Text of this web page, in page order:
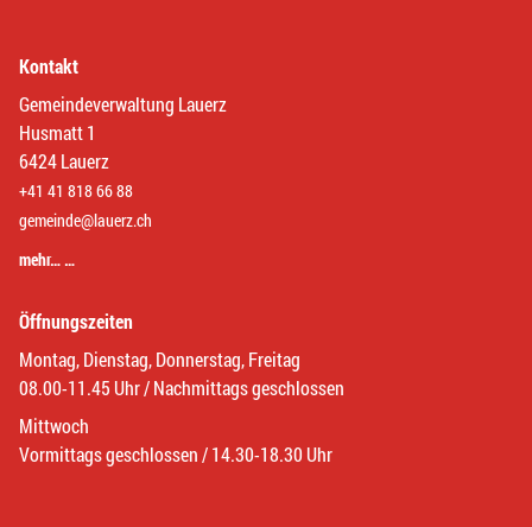
Kontakt
Gemeindeverwaltung Lauerz
Husmatt 1
6424 Lauerz
+41 41 818 66 88
gemeinde@lauerz.ch
mehr… …
Öffnungszeiten
Montag, Dienstag, Donnerstag, Freitag
08.00-11.45 Uhr / Nachmittags geschlossen
Mittwoch
Vormittags geschlossen / 14.30-18.30 Uhr